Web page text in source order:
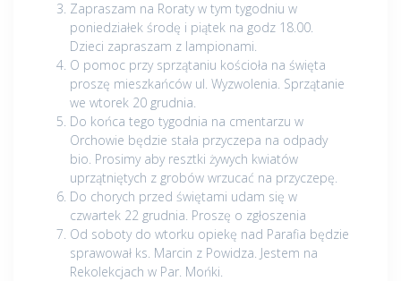
Zapraszam na Roraty w tym tygodniu w
poniedziałek środę i piątek na godz 18.00.
Dzieci zapraszam z lampionami.
O pomoc przy sprzątaniu kościoła na święta
proszę mieszkańców ul. Wyzwolenia. Sprzątanie
we wtorek 20 grudnia.
Do końca tego tygodnia na cmentarzu w
Orchowie będzie stała przyczepa na odpady
bio. Prosimy aby resztki żywych kwiatów
uprzątniętych z grobów wrzucać na przyczepę.
Do chorych przed świętami udam się w
czwartek 22 grudnia. Proszę o zgłoszenia
Od soboty do wtorku opiekę nad Parafia będzie
sprawował ks. Marcin z Powidza. Jestem na
Rekolekcjach w Par. Mońki.